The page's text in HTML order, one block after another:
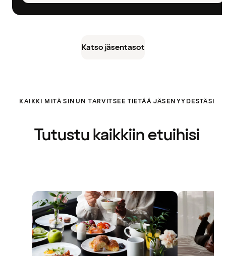
Katso jäsentasot
KAIKKI MITÄ SINUN TARVITSEE TIETÄÄ JÄSENYYDESTÄSI
Tutustu kaikkiin etuihisi